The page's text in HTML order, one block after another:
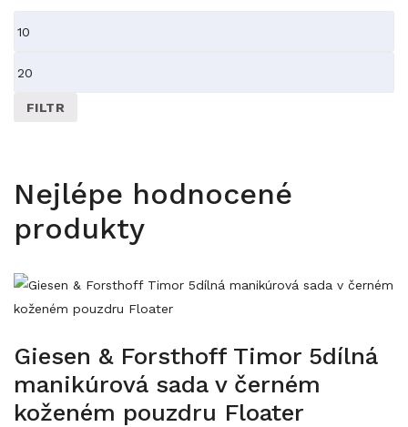
Minimální
Maximální
cena
FILTR
Nejlépe hodnocené
produkty
Giesen & Forsthoff Timor 5dílná
manikúrová sada v černém
koženém pouzdru Floater